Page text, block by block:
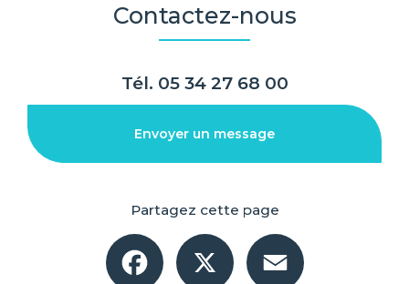
Contactez-nous
Tél. 05 34 27 68 00
Envoyer un message
Partagez cette page
Facebook